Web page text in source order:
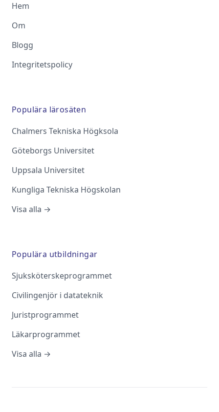
Hem
Om
Blogg
Integritetspolicy
Populära lärosäten
Chalmers Tekniska Högksola
Göteborgs Universitet
Uppsala Universitet
Kungliga Tekniska Högskolan
Visa alla →
Populära utbildningar
Sjuksköterskeprogrammet
Civilingenjör i datateknik
Juristprogrammet
Läkarprogrammet
Visa alla →